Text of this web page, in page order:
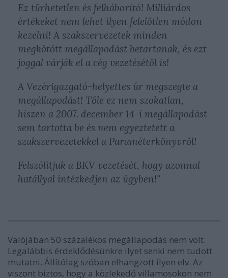
Ez tűrhetetlen és felháborító! Milliárdos
értékeket nem lehet ilyen felelőtlen módon
kezelni! A szakszervezetek minden
megkötött megállapodást betartanak, és ezt
joggal várják el a cég vezetésétől is!
A Vezérigazgató-helyettes úr megszegte a
megállapodást! Tőle ez nem szokatlan,
hiszen a 2007. december 14-i megállapodást
sem tartotta be és nem egyeztetett a
szakszervezetekkel a Paraméterkönyvről!
Felszólítjuk a BKV vezetését, hogy azonnal
hatállyal intézkedjen az ügyben!"
Valójában 50 százalékos megállapodás nem volt.
Legalábbis érdeklődésünkre ilyet senki nem tudott
mutatni. Állítólag szóban elhangzott ilyen elv. Az
viszont biztos, hogy a közlekedő villamosokon nem